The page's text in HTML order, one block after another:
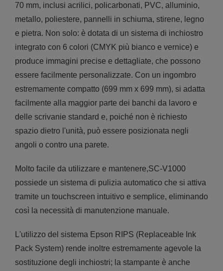
70 mm, inclusi acrilici, policarbonati, PVC, alluminio,
metallo, poliestere, pannelli in schiuma, stirene, legno
e pietra. Non solo: è dotata di un sistema di inchiostro
integrato con 6 colori (CMYK più bianco e vernice) e
produce immagini precise e dettagliate, che possono
essere facilmente personalizzate. Con un ingombro
estremamente compatto (699 mm x 699 mm), si adatta
facilmente alla maggior parte dei banchi da lavoro e
delle scrivanie standard e, poiché non è richiesto
spazio dietro l'unità, può essere posizionata negli
angoli o contro una parete.
Molto facile da utilizzare e mantenere,SC-V1000
possiede un sistema di pulizia automatico che si attiva
tramite un touchscreen intuitivo e semplice, eliminando
così la necessità di manutenzione manuale.
L'utilizzo del sistema Epson RIPS (Replaceable Ink
Pack System) rende inoltre estremamente agevole la
sostituzione degli inchiostri; la stampante è anche